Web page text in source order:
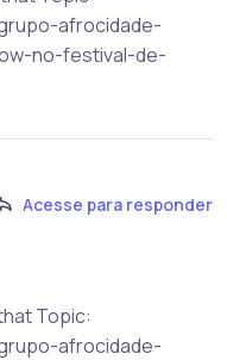
afrocidade-
no-festival-de-
Acesse para responder
Topic:
afrocidade-